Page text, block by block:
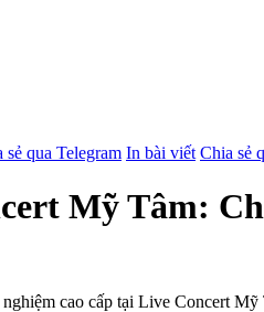
sẻ qua Telegram In bài viết Chia sẻ
Mỹ Tâm:
cao cấp tại Live Concert